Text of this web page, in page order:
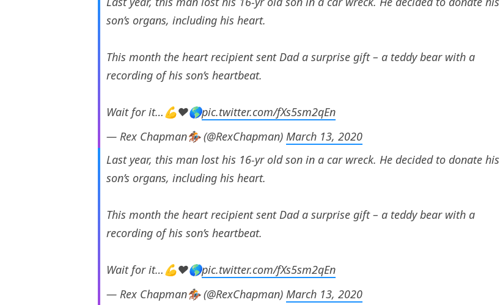
son’s organs, including his heart.
This month the heart recipient sent Dad a surprise gift – a teddy bear with a
recording of his son’s heartbeat.
Wait for it…💪❤️🌎pic.twitter.com/fXs5sm2qEn
— Rex Chapman🏇🏼 (@RexChapman) March 13, 2020
Last year, this man lost his 16-yr old son in a car wreck. He decided to donate his
son’s organs, including his heart.
This month the heart recipient sent Dad a surprise gift – a teddy bear with a
recording of his son’s heartbeat.
Wait for it…💪❤️🌎pic.twitter.com/fXs5sm2qEn
— Rex Chapman🏇🏼 (@RexChapman) March 13, 2020